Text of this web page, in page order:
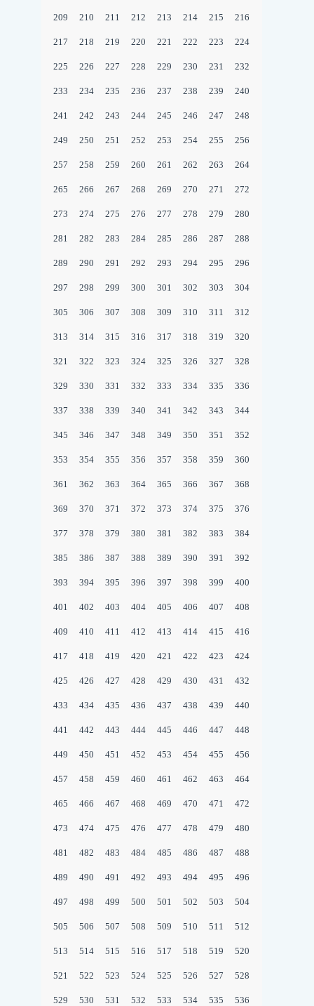
209 210 211 212 213 214 215 216
217 218 219 220 221 222 223 224
225 226 227 228 229 230 231 232
233 234 235 236 237 238 239 240
241 242 243 244 245 246 247 248
249 250 251 252 253 254 255 256
257 258 259 260 261 262 263 264
265 266 267 268 269 270 271 272
273 274 275 276 277 278 279 280
281 282 283 284 285 286 287 288
289 290 291 292 293 294 295 296
297 298 299 300 301 302 303 304
305 306 307 308 309 310 311 312
313 314 315 316 317 318 319 320
321 322 323 324 325 326 327 328
329 330 331 332 333 334 335 336
337 338 339 340 341 342 343 344
345 346 347 348 349 350 351 352
353 354 355 356 357 358 359 360
361 362 363 364 365 366 367 368
369 370 371 372 373 374 375 376
377 378 379 380 381 382 383 384
385 386 387 388 389 390 391 392
393 394 395 396 397 398 399 400
401 402 403 404 405 406 407 408
409 410 411 412 413 414 415 416
417 418 419 420 421 422 423 424
425 426 427 428 429 430 431 432
433 434 435 436 437 438 439 440
441 442 443 444 445 446 447 448
449 450 451 452 453 454 455 456
457 458 459 460 461 462 463 464
465 466 467 468 469 470 471 472
473 474 475 476 477 478 479 480
481 482 483 484 485 486 487 488
489 490 491 492 493 494 495 496
497 498 499 500 501 502 503 504
505 506 507 508 509 510 511 512
513 514 515 516 517 518 519 520
521 522 523 524 525 526 527 528
529 530 531 532 533 534 535 536